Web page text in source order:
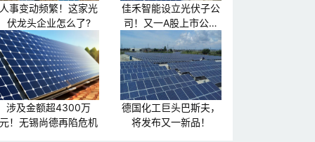
人事变动频繁！这家光
伏龙头企业怎么了?
佳禾智能设立光伏子公
司！又一A股上市公司
跨界光伏
涉及金额超4300万
元！无锡尚德再陷危机
德国化工巨头巴斯夫，
将发布又一新品！